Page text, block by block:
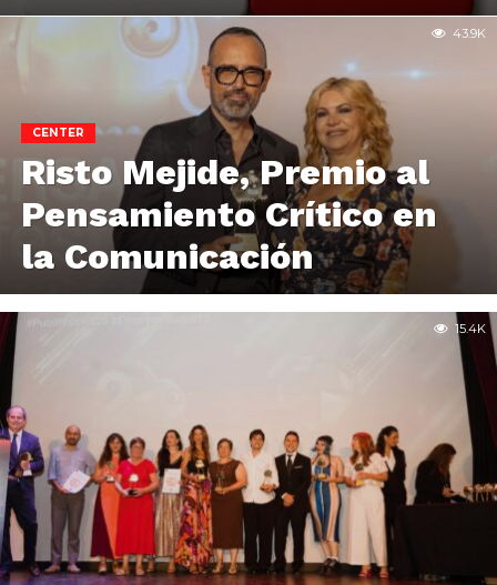
CENTER
Risto Mejide, Premio al
Pensamiento Crítico en
la Comunicación
43.9K
15.4K